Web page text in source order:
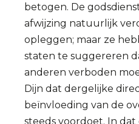
betogen. De
afwijzing natuurlijk
opleggen; maar ze
staten te suggereren
anderen verboden
Dijn dat dergelijke
beïnvloeding van de
steeds voordoet. In